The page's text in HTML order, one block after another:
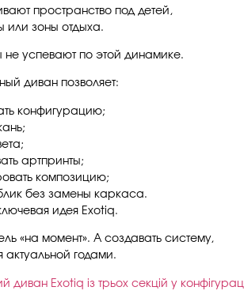
пространство под детей,
зоны отдыха.
не успевают по этой динамике.
диван позволяет:
конфигурацию;
артпринты;
композицию;
без замены каркаса.
идея Exotiq.
«на момент». А создавать систему,
актуальной годами.